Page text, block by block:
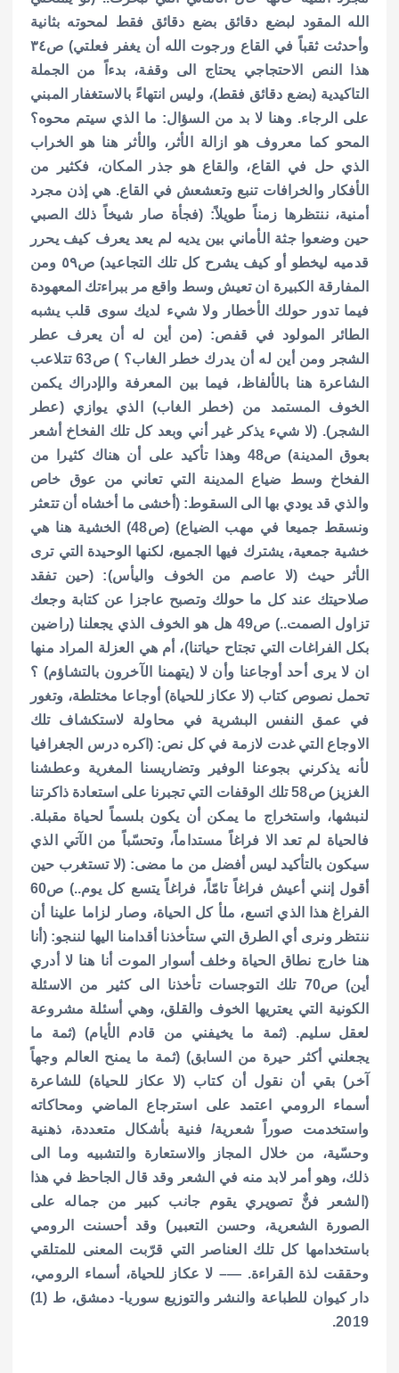
الله المقود لبضع دقائق بضع دقائق فقط لمحوته بثانية
وأحدثت ثقباً في القاع ورجوت الله أن يغفر فعلتي) ص٣٤
هذا النص الاحتجاجي يحتاج الى وقفة، بدءاً من الجملة
التاكيدية (بضع دقائق فقط)، وليس انتهاءً بالاستغفار المبني
على الرجاء. وهنا لا بد من السؤال: ما الذي سيتم محوه؟
المحو كما معروف هو ازالة الأثر، والأثر هنا هو الخراب
الذي حل في القاع، والقاع هو جذر المكان، فكثير من
الأفكار والخرافات تنبع وتعشعش في القاع. هي إذن مجرد
أمنية، ننتظرها زمناً طويلاً: (فجأة صار شيخاً ذلك الصبي
حين وضعوا جثة الأماني بين يديه لم يعد يعرف كيف يحرر
قدميه ليخطو أو كيف يشرح كل تلك التجاعيد) ص٥٩ ومن
المفارقة الكبيرة ان تعيش وسط واقع مر ببراءتك المعهودة
فيما تدور حولك الأخطار ولا شيء لديك سوى قلب يشبه
الطائر المولود في قفص: (من أين له أن يعرف عطر
الشجر ومن أين له أن يدرك خطر الغاب؟ ) ص63 تتلاعب
الشاعرة هنا بالألفاظ، فيما بين المعرفة والإدراك يكمن
الخوف المستمد من (خطر الغاب) الذي يوازي (عطر
الشجر). (لا شيء يذكر غير أني وبعد كل تلك الفخاخ أشعر
بعوق المدينة) ص48 وهذا تأكيد على أن هناك كثيرا من
الفخاخ وسط ضياع المدينة التي تعاني من عوق خاص
والذي قد يودي بها الى السقوط: (أخشى ما أخشاه أن تتعثر
ونسقط جميعا في مهب الضياع) (ص48) الخشية هنا هي
خشية جمعية، يشترك فيها الجميع، لكنها الوحيدة التي ترى
الأثر حيث (لا عاصم من الخوف واليأس): (حين تفقد
صلاحيتك عند كل ما حولك وتصبح عاجزا عن كتابة وجعك
تزاول الصمت..) ص49 هل هو الخوف الذي يجعلنا (راضين
بكل الفراغات التي تجتاح حياتنا)، أم هي العزلة المراد منها
ان لا يرى أحد أوجاعنا وأن لا (يتهمنا الآخرون بالتشاؤم) ؟
تحمل نصوص كتاب (لا عكاز للحياة) أوجاعا مختلطة، وتغور
في عمق النفس البشرية في محاولة لاستكشاف تلك
الاوجاع التي غدت لازمة في كل نص: (اكره درس الجغرافيا
لأنه يذكرني بجوعنا الوفير وتضاريسنا المغرية وعطشنا
الغزيز) ص58 تلك الوقفات التي تجبرنا على استعادة ذاكرتنا
لنبشها، واستخراج ما يمكن أن يكون بلسماً لحياة مقبلة.
فالحياة لم تعد الا فراغاً مستداماً، وتحسّباً من الآتي الذي
سيكون بالتأكيد ليس أفضل من ما مضى: (لا تستغرب حين
أقول إنني أعيش فراغاً تامّاً، فراغاً يتسع كل يوم..) ص60
الفراغ هذا الذي اتسع، ملأ كل الحياة، وصار لزاما علينا أن
ننتظر ونرى أي الطرق التي ستأخذنا أقدامنا اليها لننجو: (أنا
هنا خارج نطاق الحياة وخلف أسوار الموت أنا هنا لا أدري
أين) ص70 تلك التوجسات تأخذنا الى كثير من الاسئلة
الكونية التي يعتريها الخوف والقلق، وهي أسئلة مشروعة
لعقل سليم. (ثمة ما يخيفني من قادم الأيام) (ثمة ما
يجعلني أكثر حيرة من السابق) (ثمة ما يمنح العالم وجهاً
آخر) بقي أن نقول أن كتاب (لا عكاز للحياة) للشاعرة
أسماء الرومي اعتمد على استرجاع الماضي ومحاكاته
واستخدمت صوراً شعرية/ فنية بأشكال متعددة، ذهنية
وحسّية، من خلال المجاز والاستعارة والتشبيه وما الى
ذلك، وهو أمر لابد منه في الشعر وقد قال الجاحظ في هذا
(الشعر فنٌّ تصويري يقوم جانب كبير من جماله على
الصورة الشعرية، وحسن التعبير) وقد أحسنت الرومي
باستخدامها كل تلك العناصر التي قرّبت المعنى للمتلقي
وحققت لذة القراءة. —– لا عكاز للحياة، أسماء الرومي،
دار كيوان للطباعة والنشر والتوزيع سوريا- دمشق، ط (1)
2019.